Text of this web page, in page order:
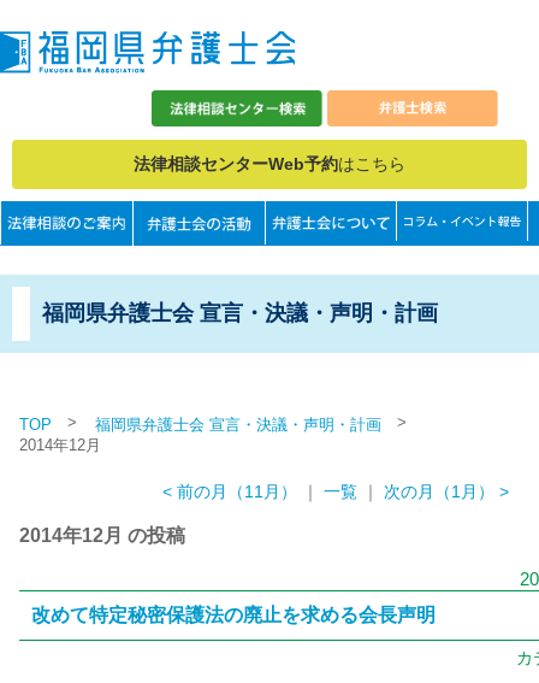
法律相談センターWeb予約はこちら
福岡県弁護士会 宣言・決議・声明・計画
TOP > 福岡県弁護士会 宣言・決議・声明・計画 >
2014年12月
< 前の月（11月） ｜ 一覧｜ 次の月（1月） >
2014年12月 の投稿
改めて特定秘密保護法の廃止を求める会長声明
カ